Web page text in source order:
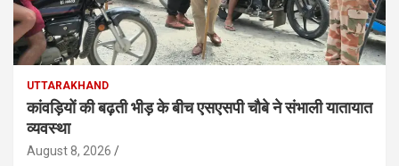
UTTARAKHAND
कांवड़ियों की बढ़ती भीड़ के बीच एसएसपी चाैबे ने संभाली यातायात
व्यवस्था
August 8, 2026